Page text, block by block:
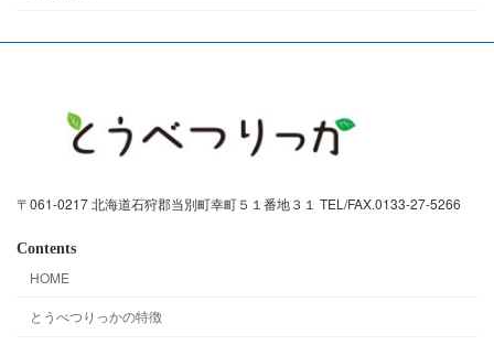
〒061-0217 北海道石狩郡当別町幸町５１番地３１ TEL/FAX.0133-27-5266
Contents
HOME
とうべつりっかの特徴